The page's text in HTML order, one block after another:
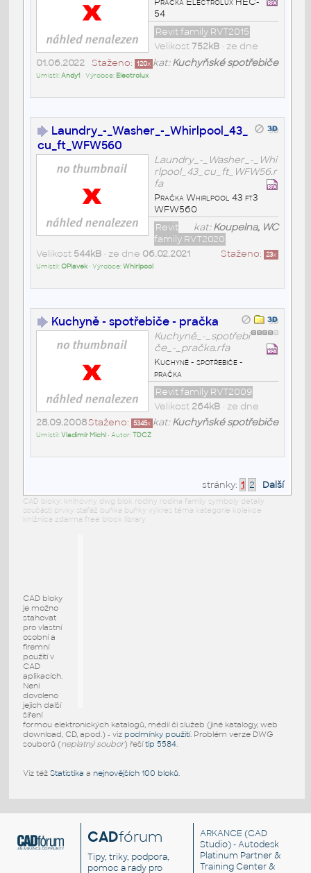
54
kat:Kuchyňské spotřebiče
Revit family RVT2015
Staženo: 120x
Velikost 752kB• ze dne
01.06.2022
Umístil:Andy1 • Výrobce: Electrolux
Laundry_-_Washer_-_Whirlpool_43_
cu_ft_WFW560
Laundry_-_Washer_-_Whi
rlpool_43_cu_ft_WFW56.r
fa
Pračka Whirlpool 43 ft3
WFW560
kat:Koupelna, WC
Revit
family RVT2020
Staženo: 23x
Velikost 544kB• ze dne 06.02.2021
Umístil:OPlavek• Výrobce:Whirlpool
Kuchyně - spotřebiče - pračka
Kuchyně_-_spotřebi
če_-_pračka.rfa
Kuchyně - spotřebiče -
pračka
kat:Kuchyňské spotřebiče
Revit family RVT2009
Staženo: 5345x
Velikost 264kB• ze dne
28.09.2008
Umístil:Vladimír Michl• Autor:TDCZ
stránky: 1 2 Další
CAD bloky: knihovny dwg blok rodiny rodina family symboly detaily
součásti prvky stafáž buňka buňky výkres téma kategorie kolekce
knižnica zdarma free block library
CAD bloky
je možno
stahovat
pro vlastní
osobní a
firemní
použití v
CAD
aplikacích.
Není
dovoleno
jejich další
šíření
formou elektronických katalogů, médií či služeb (jiné katalogy, web
download, CD, apod.) - viz podmínky použití. Problém verze DWG
souborů (neplatný soubor) řešítip 5584.
Viz též Statistika a nejnovějších 100 bloků.
CADfórum
Tipy, triky, podpora,
pomoc a rady pro
ARKANCE (CAD
Studio) - Autodesk
Platinum Partner &
Training Center &